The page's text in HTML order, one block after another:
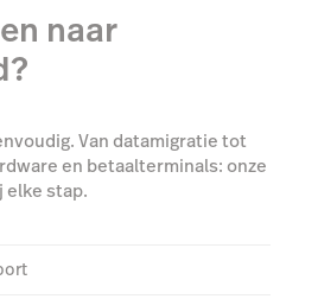
naar
Van datamigratie tot
en betaalterminals: onze
elke stap.